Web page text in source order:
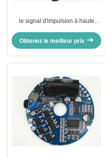
le signal d'impulsion à haute
de moteur de 0.5A BLDC a
produit -20 - 85℃
Obtenez le meilleur prix